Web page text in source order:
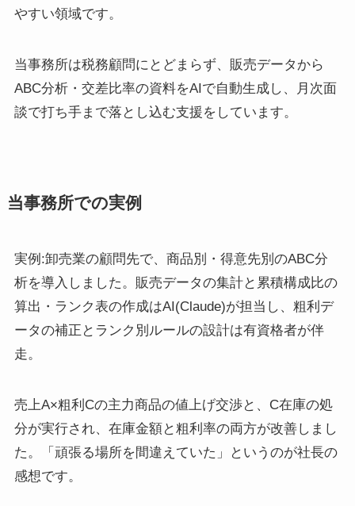
やすい領域です。
当事務所は税務顧問にとどまらず、販売データから
ABC分析・交差比率の資料をAIで自動生成し、月次面
談で打ち手まで落とし込む支援をしています。
当事務所での実例
実例:卸売業の顧問先で、商品別・得意先別のABC分
析を導入しました。販売データの集計と累積構成比の
算出・ランク表の作成はAI(Claude)が担当し、粗利デ
ータの補正とランク別ルールの設計は有資格者が伴
走。
売上A×粗利Cの主力商品の値上げ交渉と、C在庫の処
分が実行され、在庫金額と粗利率の両方が改善しまし
た。「頑張る場所を間違えていた」というのが社長の
感想です。